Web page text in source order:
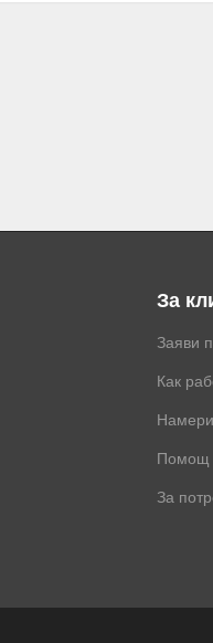
За
Заяви
Как
Помощ
За